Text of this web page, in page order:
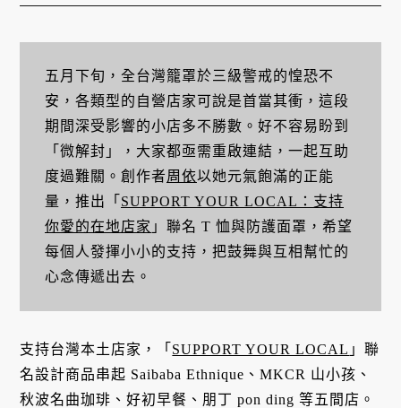
五月下旬，全台灣籠罩於三級警戒的惶恐不
安，各類型的自營店家可說是首當其衝，這段
期間深受影響的小店多不勝數。好不容易盼到
「微解封」，大家都亟需重啟連結，一起互助
度過難關。創作者周依以她元氣飽滿的正能
量，推出「 SUPPORT YOUR LOCAL：支持
你愛的在地店家 」聯名 T 恤與防護面罩，希望
每個人發揮小小的支持，把鼓舞與互相幫忙的
心念傳遞出去。
支持台灣本土店家，「 SUPPORT YOUR LOCAL 」聯
名設計商品串起 Saibaba Ethnique、MKCR 山小孩、
秋波名曲珈琲、好初早餐、朋丁 pon ding 等五間店。